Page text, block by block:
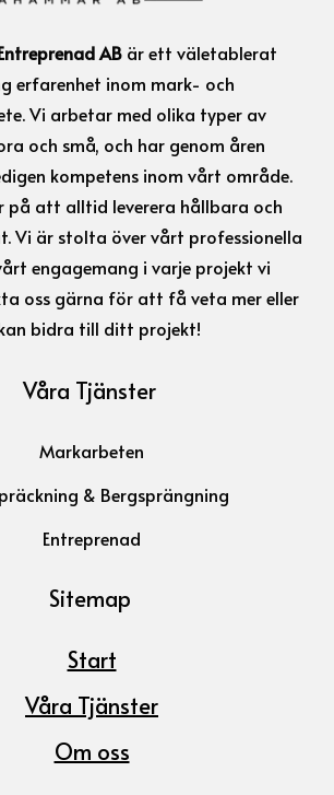
AB är ett väletablerat
erfarenhet inom mark- och
Vi arbetar med olika typer av
och små, och har genom åren
kompetens inom vårt område.
på att alltid leverera hållbara och
Vi är stolta över vårt professionella
engagemang i varje projekt vi
oss gärna för att få veta mer eller
bidra till ditt projekt!
Våra Tjänster
Markarbeten
& Bergsprängning
Entreprenad
Sitemap
Start
Våra Tjänster
Om oss